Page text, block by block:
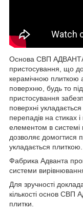
Основа СВП АДВАНТА
пристосування, що
керамічною плиткою
поверхню, будь то
пристосування
поверхні
перепадів на стиках
елементом в
дозволяє домогтися
укладається плиткою.
Фабрика Адванта
системи
Для зручності
кількості основ
плитки.